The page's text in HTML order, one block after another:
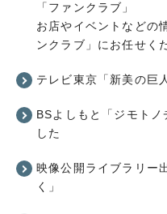
「ファンクラブ」
お店やイベントなどの
ンクラブ」にお任せく
テレビ東京「新美の巨
BSよしもと「ジモト
した
映像公開ライブラリー
く」